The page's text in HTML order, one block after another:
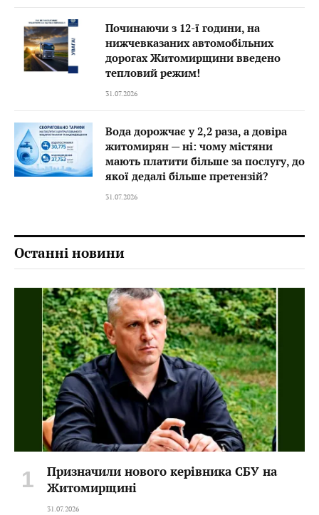
Починаючи з 12-ї години, на
нижчевказаних автомобільних
дорогах Житомирщини введено
тепловий режим!
31.07.2026
Вода дорожчає у 2,2 раза, а довіра
житомирян — ні: чому містяни
мають платити більше за послугу, до
якої дедалі більше претензій?
31.07.2026
Останні новини
Призначили нового керівника СБУ на
Житомирщині
31.07.2026